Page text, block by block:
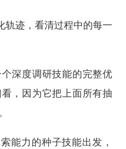
轨迹，看清过程中的每一
深度调研技能的完整优
，因为它把上面所有抽
能力的种子技能出发，